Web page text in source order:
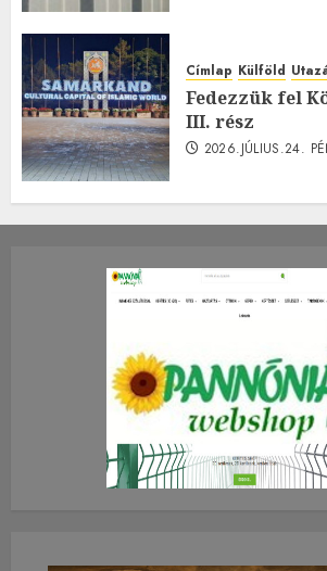
Címlap Külföld
Fedezzük fel
III. rész
2026.JÚLIUS.24.